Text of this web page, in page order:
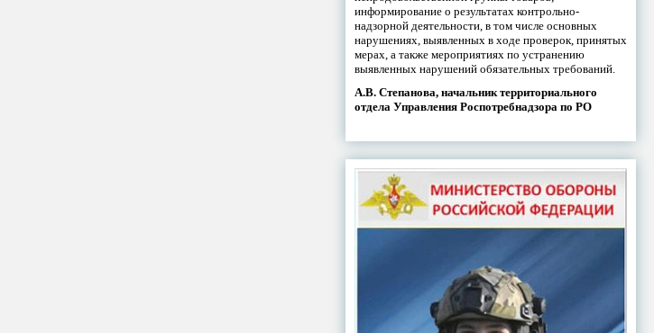
информирование о результатах контрольно-
надзорной деятельности, в том числе основных
нарушениях, выявленных в ходе проверок, принятых
мерах, а также мероприятиях по устранению
выявленных нарушений обязательных требований.
А.В. Степанова, начальник территориального
отдела Управления Роспотребнадзора по РО